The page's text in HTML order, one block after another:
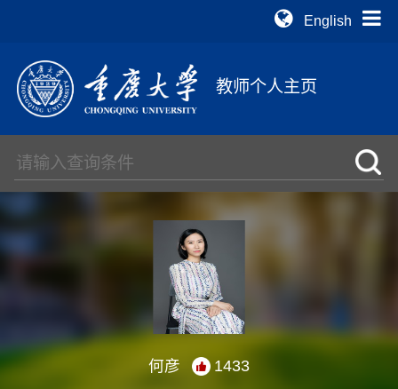
English
教师个人主页
何彦 1433